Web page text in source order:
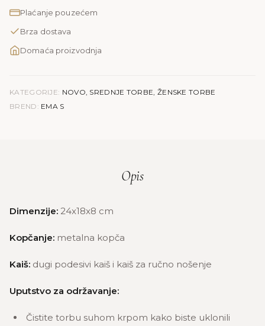
|
količina
Plaćanje pouzećem
Brza dostava
Domaća proizvodnja
KATEGORIJE: NOVO, SREDNJE TORBE, ŽENSKE TORBE
BREND: EMA S
Opis
Dimenzije: 24x18x8 cm
Kopčanje: metalna kopča
Kaiš: dugi podesivi kaiš i kaiš za ručno nošenje
Uputstvo za održavanje:
Čistite torbu suhom krpom kako biste uklonili